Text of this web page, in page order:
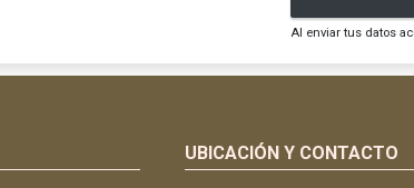
Al enviar tus datos
UBICACIÓN Y CONTACTO